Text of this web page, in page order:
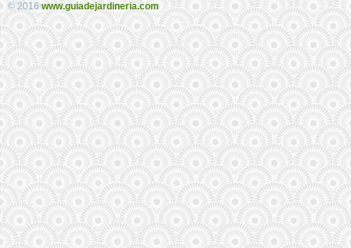
© 2016 www.guiadejardineria.com